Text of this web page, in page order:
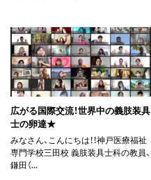
広がる国際交流！世界中の義肢装具
士の卵達★
みなさん、こんにちは！！神戸医療福祉
専門学校三田校 義肢装具士科の教員、
鎌田（...